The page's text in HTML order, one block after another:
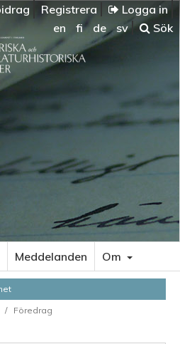
Registrera
Logga in
en
fi de sv Sök
Meddelanden Om
/ Föredrag